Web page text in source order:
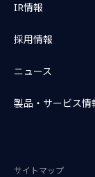
IR情報
採用情報
ニュース
製品・サービス情
サイトマップ